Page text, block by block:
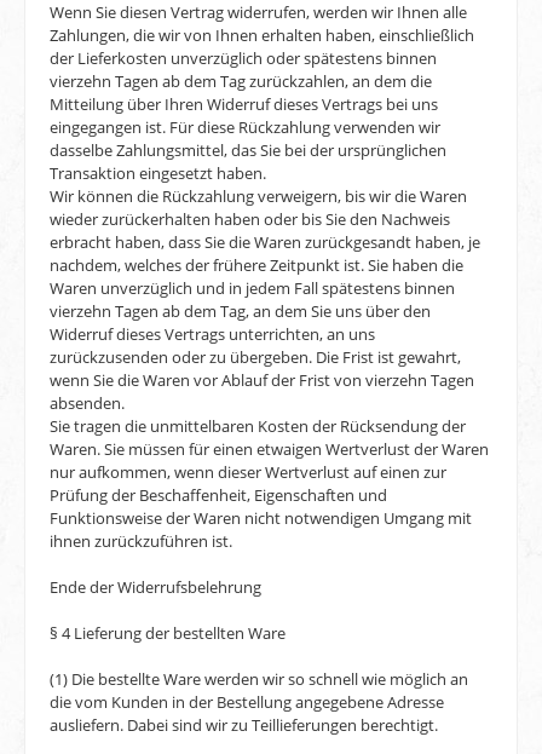
Wenn Sie diesen Vertrag widerrufen, werden wir Ihnen alle
Zahlungen, die wir von Ihnen erhalten haben, einschließlich
der Lieferkosten unverzüglich oder spätestens binnen
vierzehn Tagen ab dem Tag zurückzahlen, an dem die
Mitteilung über Ihren Widerruf dieses Vertrags bei uns
eingegangen ist. Für diese Rückzahlung verwenden wir
dasselbe Zahlungsmittel, das Sie bei der ursprünglichen
Transaktion eingesetzt haben.
Wir können die Rückzahlung verweigern, bis wir die Waren
wieder zurückerhalten haben oder bis Sie den Nachweis
erbracht haben, dass Sie die Waren zurückgesandt haben, je
nachdem, welches der frühere Zeitpunkt ist. Sie haben die
Waren unverzüglich und in jedem Fall spätestens binnen
vierzehn Tagen ab dem Tag, an dem Sie uns über den
Widerruf dieses Vertrags unterrichten, an uns
zurückzusenden oder zu übergeben. Die Frist ist gewahrt,
wenn Sie die Waren vor Ablauf der Frist von vierzehn Tagen
absenden.
Sie tragen die unmittelbaren Kosten der Rücksendung der
Waren. Sie müssen für einen etwaigen Wertverlust der Waren
nur aufkommen, wenn dieser Wertverlust auf einen zur
Prüfung der Beschaffenheit, Eigenschaften und
Funktionsweise der Waren nicht notwendigen Umgang mit
ihnen zurückzuführen ist.
Ende der Widerrufsbelehrung
§ 4 Lieferung der bestellten Ware
(1) Die bestellte Ware werden wir so schnell wie möglich an
die vom Kunden in der Bestellung angegebene Adresse
ausliefern. Dabei sind wir zu Teillieferungen berechtigt.